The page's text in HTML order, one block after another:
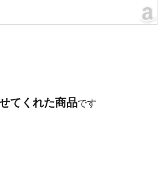
てくれた商品です